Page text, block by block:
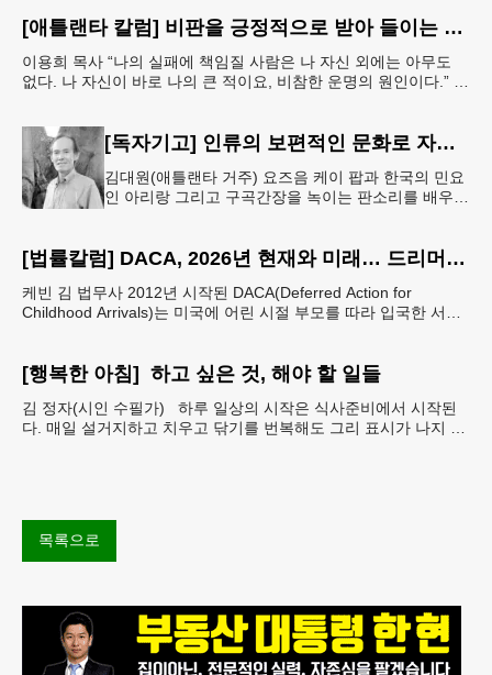
[애틀랜타 칼럼] 비판을 긍정적으로 받아 들이는 마음
이용희 목사 “나의 실패에 책임질 사람은 나 자신 외에는 아무도
없다. 나 자신이 바로 나의 큰 적이요, 비참한 운명의 원인이다.” 이
[독자기고] 인류의 보편적인 문화로 자리매김 한 K-컬쳐
김대원(애틀랜타 거주) 요즈음 케이 팝과 한국의 민요
인 아리랑 그리고 구곡간장을 녹이는 판소리를 배우고
[법률칼럼] DACA, 2026년 현재와 미래… 드리머들의 선택은 무엇인가
케빈 김 법무사 2012년 시작된 DACA(Deferred Action for
Childhood Arrivals)는 미국에 어린 시절 부모를 따라 입국한 서류
[행복한 아침] 하고 싶은 것, 해야 할 일들
김 정자(시인 수필가) 하루 일상의 시작은 식사준비에서 시작된
다. 매일 설거지하고 치우고 닦기를 번복해도 그리 표시가 나지 않
목록으로